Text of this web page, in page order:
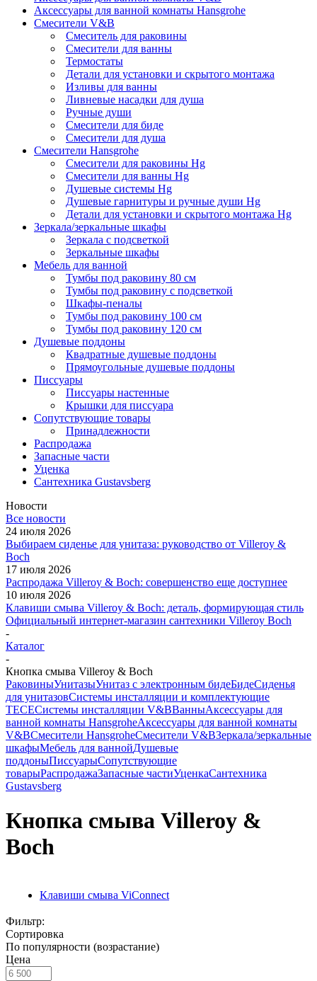
Аксессуары для ванной комнаты Hansgrohe
Смесители V&B
Смеситель для раковины
Смесители для ванны
Термостаты
Детали для установки и скрытого монтажа
Изливы для ванны
Ливневые насадки для душа
Ручные души
Смесители для биде
Смесители для душа
Смесители Hansgrohe
Смесители для раковины Hg
Смесители для ванны Hg
Душевые системы Hg
Душевые гарнитуры и ручные души Hg
Детали для установки и скрытого монтажа Hg
Зеркала/зеркальные шкафы
Зеркала с подсветкой
Зеркальные шкафы
Мебель для ванной
Тумбы под раковину 80 см
Тумбы под раковину с подсветкой
Шкафы-пеналы
Тумбы под раковину 100 см
Тумбы под раковину 120 см
Душевые поддоны
Квадратные душевые поддоны
Прямоугольные душевые поддоны
Писсуары
Писсуары настенные
Крышки для писсуара
Сопутствующие товары
Принадлежности
Распродажа
Запасные части
Уценка
Сантехника Gustavsberg
Новости
Все новости
24 июля 2026
Выбираем сиденье для унитаза: руководство от Villeroy &
Boch
17 июля 2026
Распродажа Villeroy & Boch: совершенство еще доступнее
10 июля 2026
Клавиши смыва Villeroy & Boch: деталь, формирующая стиль
Официальный интернет-магазин сантехники Villeroy Boch
-
Каталог
-
Кнопка смыва Villeroy & Boch
РаковиныУнитазыУнитаз с электронным бидеБидеСиденья
для унитазовСистемы инсталляции и комплектующие
TECEСистемы инсталляции V&BВанныАксессуары для
ванной комнаты HansgroheАксессуары для ванной комнаты
V&BСмесители HansgroheСмесители V&BЗеркала/зеркальные
шкафыМебель для ваннойДушевые
поддоныПиссуарыСопутствующие
товарыРаспродажаЗапасные частиУценкаСантехника
Gustavsberg
Кнопка смыва Villeroy &
Boch
Клавиши смыва ViConnect
Фильтр:
Сортировка
По популярности (возрастание)
Цена